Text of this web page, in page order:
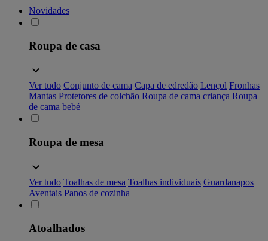
Novidades
Roupa de casa
Ver tudo Conjunto de cama Capa de edredão Lençol Fronhas
Mantas Protetores de colchão Roupa de cama criança Roupa
de cama bebé
Roupa de mesa
Ver tudo Toalhas de mesa Toalhas individuais Guardanapos
Aventais Panos de cozinha
Atoalhados